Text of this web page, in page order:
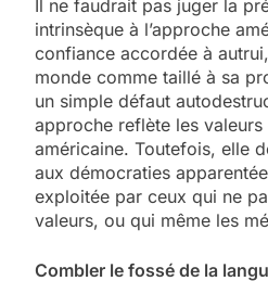
Il ne faudrait pas juger la
intrinsèque à l’approche
confiance accordée à
monde comme taillé à sa
un simple défaut
approche reflète les
américaine. Toutefois, elle
aux démocraties
exploitée par ceux qui ne
valeurs, ou qui même les
Combler le fossé de la